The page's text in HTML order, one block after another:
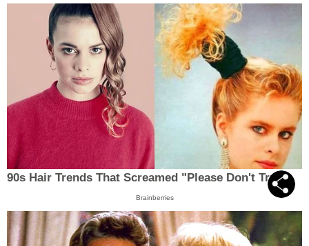
90s Hair Trends That Screamed "Please Don't Try"
Brainberries